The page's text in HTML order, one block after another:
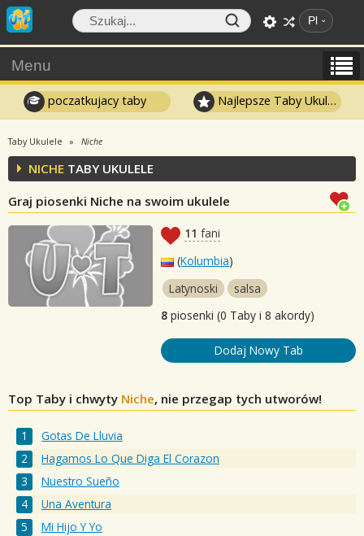
Pl
Menu
poczatkujacy taby Najlepsze Taby Ukulele
Taby Ukulele Niche
NICHE TABY UKULELE
Graj piosenki Niche na swoim ukulele
11 fani
(Kolumbia)
Latynoski
salsa
8 piosenki (0 Taby i 8 akordy)
Dodaj Nowy Tab
Top Taby i chwyty Niche, nie przegap tych utworów!
Gotas De Lluvia
Hagamos Lo Que Diga El Corazon
Nuestro Sueño
Una Aventura
Mi Hijo Y Yo